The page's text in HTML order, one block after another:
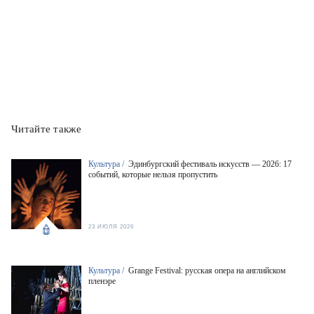
Читайте также
Культура / Эдинбургский фестиваль искусств — 2026: 17
событий, которые нельзя пропустить
23 ИЮЛЯ 2026
Культура / Grange Festival: русская опера на английском
пленэре